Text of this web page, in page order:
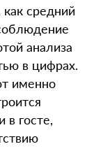
средний
анализа
в цифрах.
именно
в госте,